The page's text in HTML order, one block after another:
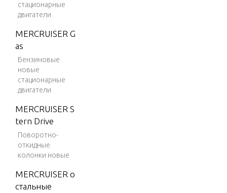
стационарные
двигатели
MERCRUISER G
as
Бензиновые
новые
стационарные
двигатели
MERCRUISER S
tern Drive
Поворотно-
откидные
колонки новые
MERCRUISER о
стальные